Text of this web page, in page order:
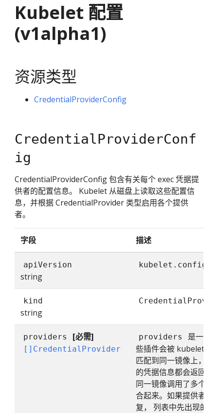
Kubelet 配置
(v1alpha1)
资源类型
CredentialProviderConfig
CredentialProviderConf
ig
CredentialProviderConfig 包含有关每个 exec 凭据提
供者的配置信息。 Kubelet 从磁盘上读取这些配置信
息，并根据 CredentialProvider 类型启用各个提供
者。
字段 描述
apiVersion
string
kind
string
providers [必需]
[]CredentialProvider
providers
是一组
些插件会被 kubelet 启
匹配到同一镜像上，这
的凭据信息都会返回
同一镜像调用了多个提
合起来。如果提供者返
复， 列表中先出现的